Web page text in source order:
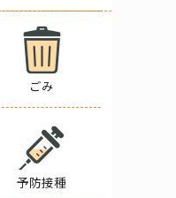
ごみ
予防接種